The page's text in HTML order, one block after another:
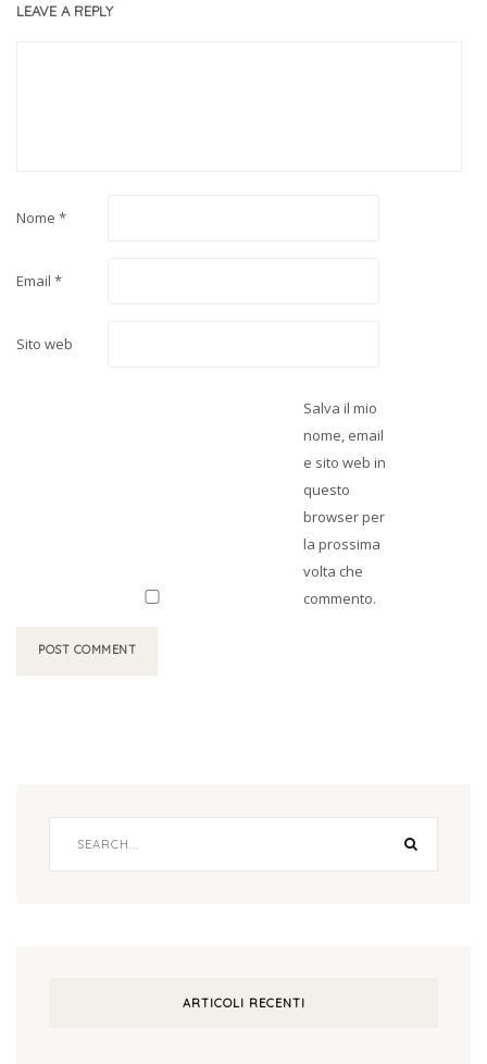
LEAVE A REPLY
Nome *
Email *
Sito web
Salva il mio
nome, email
e sito web in
questo
browser per
la prossima
volta che
commento.
ARTICOLI RECENTI